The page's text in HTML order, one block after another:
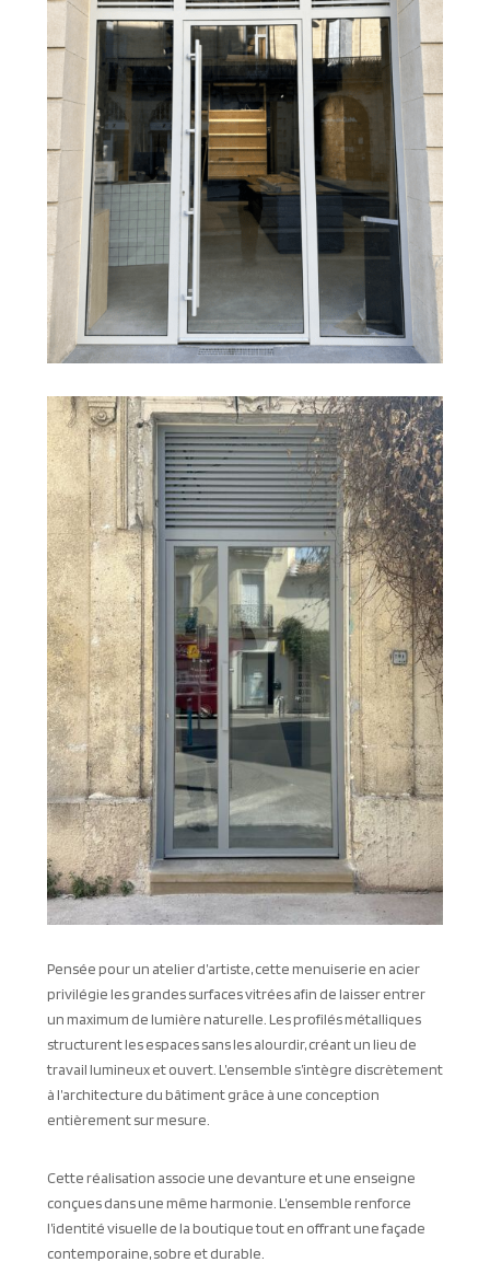
Pensée pour un atelier d’artiste, cette menuiserie en acier
privilégie les grandes surfaces vitrées afin de laisser entrer
un maximum de lumière naturelle. Les profilés métalliques
structurent les espaces sans les alourdir, créant un lieu de
travail lumineux et ouvert. L’ensemble s’intègre discrètement
à l’architecture du bâtiment grâce à une conception
entièrement sur mesure.
Cette réalisation associe une devanture et une enseigne
conçues dans une même harmonie. L’ensemble renforce
l’identité visuelle de la boutique tout en offrant une façade
contemporaine, sobre et durable.